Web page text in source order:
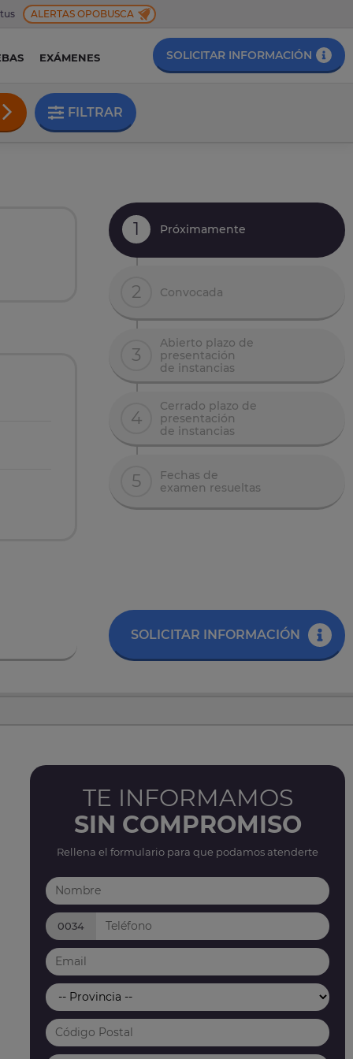
ALERTAS OPOBUSCA
EXÁMENES SOLICITAR INFORMACIÓN
FILTRAR
1 Próximamente
2 Convocada
3
Abierto plazo de
presentación
de instancias
4
Cerrado plazo de
presentación
de instancias
5
Fechas de
examen resueltas
SOLICITAR INFORMACIÓN
TE INFORMAMOS
SIN COMPROMISO
Rellena el formulario para que podamos atenderte
0034